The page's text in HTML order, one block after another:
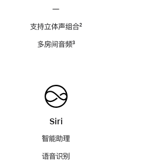
—
支持立体声组合脚
²
多房间音频脚
³
Siri
智能助理
语音识别